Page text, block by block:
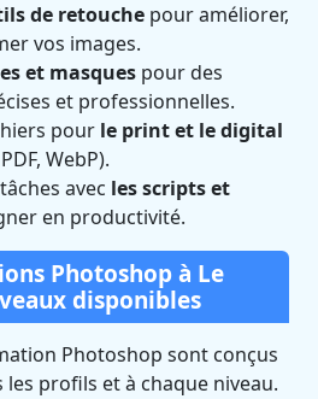
de retouche pour améliorer,
vos images.
et masques pour des
et professionnelles.
pour le print et le digital
WebP).
avec les scripts et
en productivité.
Photoshop à Le
disponibles
Photoshop sont conçus
profils et à chaque niveau.